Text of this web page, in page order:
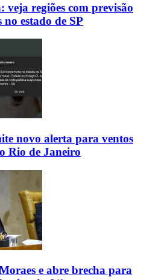
veja regiões com previsão
no estado de SP
novo alerta para ventos
Rio de Janeiro
e abre brecha para